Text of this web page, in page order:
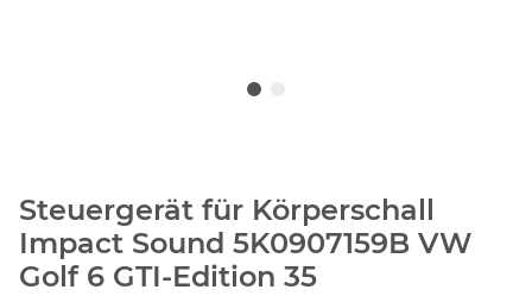
Steuergerät für Körperschall
Impact Sound 5K0907159B VW
Golf 6 GTI-Edition 35